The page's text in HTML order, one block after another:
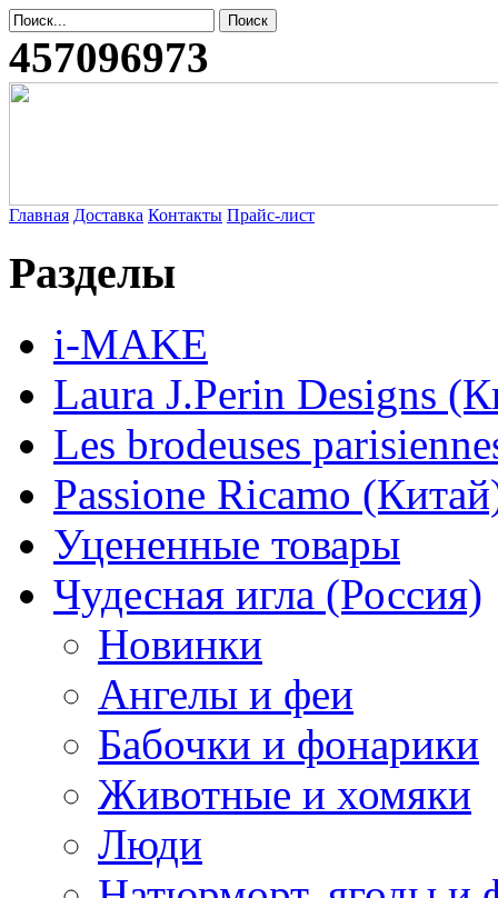
457096973
Главная Доставка Контакты Прайс-лист
Разделы
i-MAKE
Laura J.Perin Designs
Les brodeuses
Passione Ricamo
Уцененные товары
Чудесная игла (Россия)
Новинки
Ангелы и феи
Бабочки и фонарики
Животные и хомяки
Люди